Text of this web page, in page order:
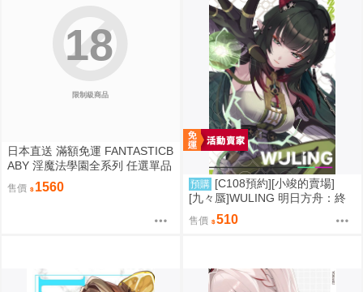
限制級商品
18
日本直送 滿額免運 FANTASTICB
ABY 淫魔法學園全系列 任選單品
/ 3位學妹豪華全套組 疾風雷神
售價 1560 預購 [C108預約][小竣的賣場]
[九々蜃]WULING 明日方舟：終
末地 同人誌id=3774619
售價 510